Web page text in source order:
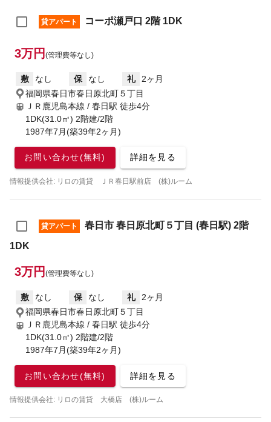
貸アパート コーポ瀬戸口 2階 1DK
3万円 (管理費等なし)
敷 なし 保 なし 礼
2ヶ月
福岡県春日市春日原北町５丁目
ＪＲ鹿児島本線 / 春日駅 徒歩4分
1DK(31.0㎡) 2階建/2階
1987年7月(築39年2ヶ月)
お問い合わせ(無料) 詳細を見る
情報提供会社: リロの賃貸 ＪＲ春日駅前店 (株)ルーム
貸アパート
春日市 春日原北町５丁目 (春日駅) 2階
1DK
3万円 (管理費等なし)
敷 なし 保 なし 礼
2ヶ月
福岡県春日市春日原北町５丁目
ＪＲ鹿児島本線 / 春日駅 徒歩4分
1DK(31.0㎡) 2階建/2階
1987年7月(築39年2ヶ月)
お問い合わせ(無料) 詳細を見る
情報提供会社: リロの賃貸 大橋店 (株)ルーム